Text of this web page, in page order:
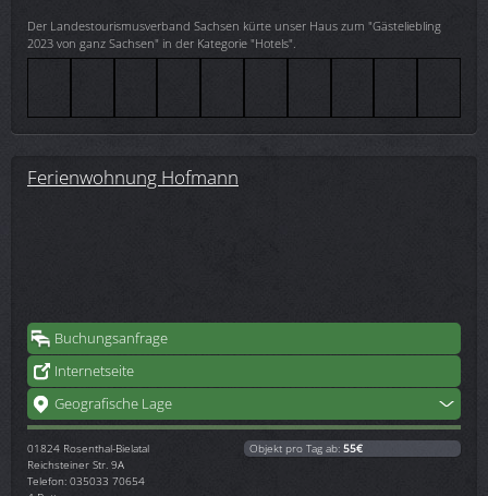
Der Landestourismusverband Sachsen kürte unser Haus zum "Gästeliebling
2023 von ganz Sachsen" in der Kategorie "Hotels".
Ferienwohnung Hofmann
Buchungsanfrage
Internetseite
Geografische Lage
01824 Rosenthal-Bielatal
Reichsteiner Str. 9A
Telefon: 035033 70654
Objekt pro Tag ab: 55€